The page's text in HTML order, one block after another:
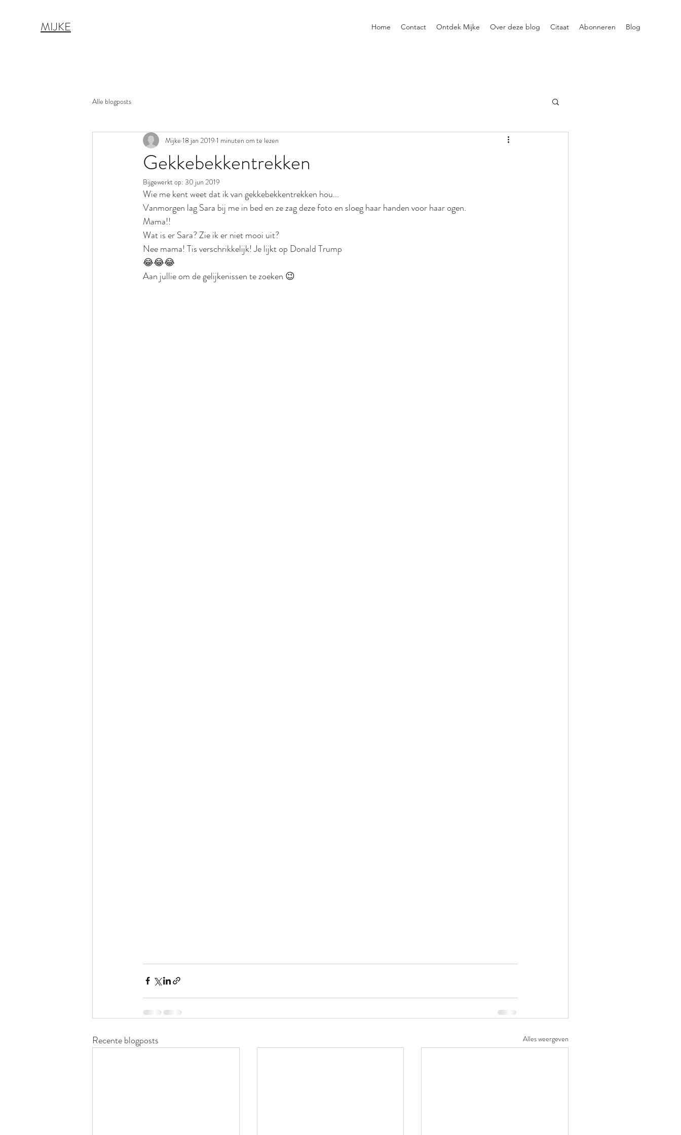
MIJKE Home Contact Ontdek Mijke Over deze blog Citaat Abonneren Blog
Alle blogposts
Gekkebekkentrekken
Mijke 18 jan 2019 1 minuten om te lezen
Bijgewerkt op: 30 jun 2019
Wie me kent weet dat ik van gekkebekkentrekken hou...
Vanmorgen lag Sara bij me in bed en ze zag deze foto en sloeg haar handen voor haar ogen.
Mama!!
Wat is er Sara? Zie ik er niet mooi uit?
Nee mama! Tis verschrikkelijk! Je lijkt op Donald Trump
😂😂😂
Aan jullie om de gelijkenissen te zoeken 😉
Recente blogposts Alles weergeven